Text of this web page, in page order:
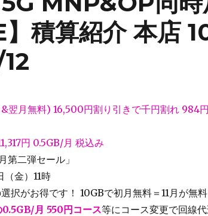
積算紹介 本店
翌月無料) 16,500円割り引きで千円割れ 984円
円 0.5GB/月 税込み
第二弾セール」
（金）11時
択がお得です！ 10GBで初月無料＝11月が無料
0.5GB/月 550円コース等にコース変更で回線